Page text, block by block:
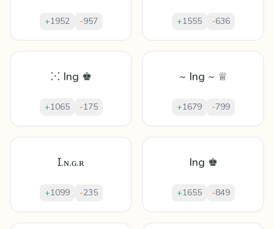
+1952 -957 +1555 -636
⁙ Ing ♚
+1065 -175
~ Ing ~ ♕
+1679 -799
Ɪ.ɴ.ɢ.ʀ
+1099 -235
Ing ♚
+1655 -849